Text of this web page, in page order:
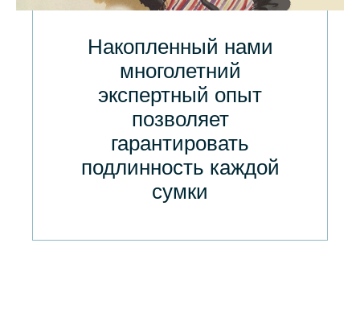
Накопленный нами
многолетний
экспертный опыт
позволяет
гарантировать
подлинность каждой
сумки